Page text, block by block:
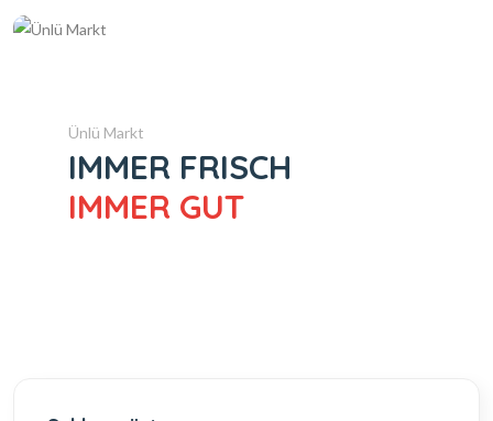
Ünlü Markt
IMMER FRISCH
IMMER GUT